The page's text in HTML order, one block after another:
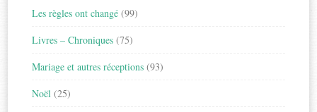
Les règles ont changé (99)
Livres – Chroniques (75)
Mariage et autres réceptions (93)
Noël (25)